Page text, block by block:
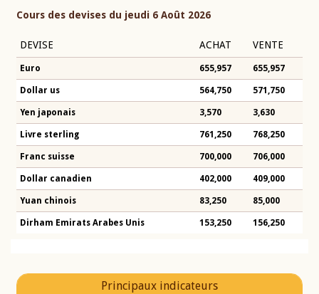
Cours des devises du jeudi 6 Août 2026
DEVISE ACHAT VENTE
Euro 655,957 655,957
Dollar us 564,750 571,750
Yen japonais 3,570 3,630
Livre sterling 761,250 768,250
Franc suisse 700,000 706,000
Dollar canadien 402,000 409,000
Yuan chinois 83,250 85,000
Dirham Emirats Arabes Unis 153,250 156,250
Principaux indicateurs